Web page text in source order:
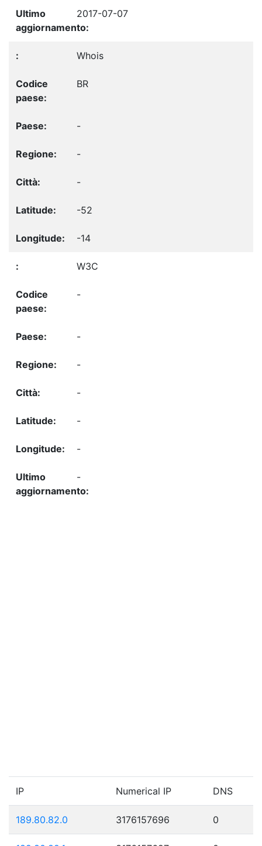
2017-07-07
Whois
BR
-
-
-
-52
-14
W3C
-
-
-
-
-
-
-
IP Numerical IP DNS
189.80.82.0 3176157696 0